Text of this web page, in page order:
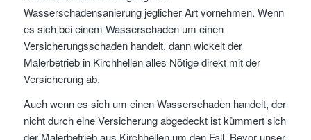
Wasserschadensanierung jeglicher Art vornehmen. Wenn
es sich bei einem Wasserschaden um einen
Versicherungsschaden handelt, dann wickelt der
Malerbetrieb in Kirchhellen alles Nötige direkt mit der
Versicherung ab.
Auch wenn es sich um einen Wasserschaden handelt, der
nicht durch eine Versicherung abgedeckt ist kümmert sich
der Malerbetrieb aus Kirchhellen um den Fall. Bevor unser